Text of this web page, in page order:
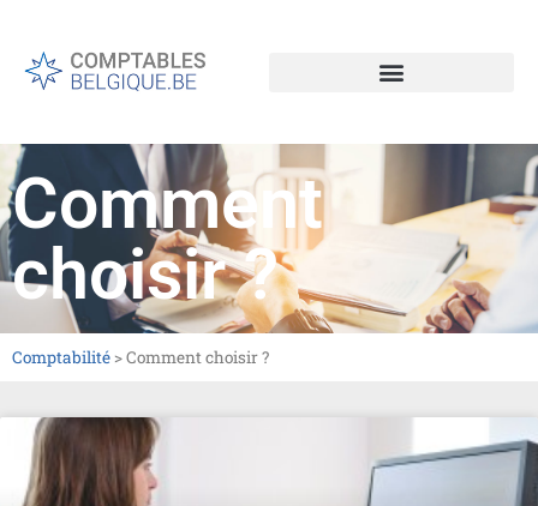
Comment
choisir ?
Comptabilité >Comment choisir ?